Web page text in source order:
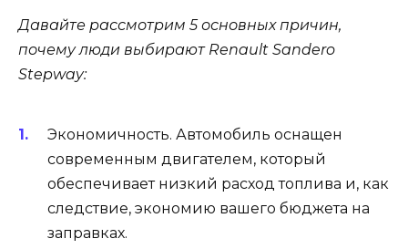
Давайте рассмотрим 5 основных причин,
почему люди выбирают Renault Sandero
Stepway:
Экономичность. Автомобиль оснащен
современным двигателем, который
обеспечивает низкий расход топлива и, как
следствие, экономию вашего бюджета на
заправках.